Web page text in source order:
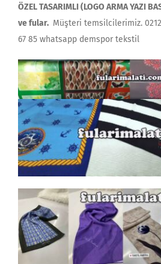
ÖZEL TASARIMLI (LOGO ARMA YAZI
ve fular. Müşteri temsilcilerimiz.
67 85 whatsapp demspor tekstil